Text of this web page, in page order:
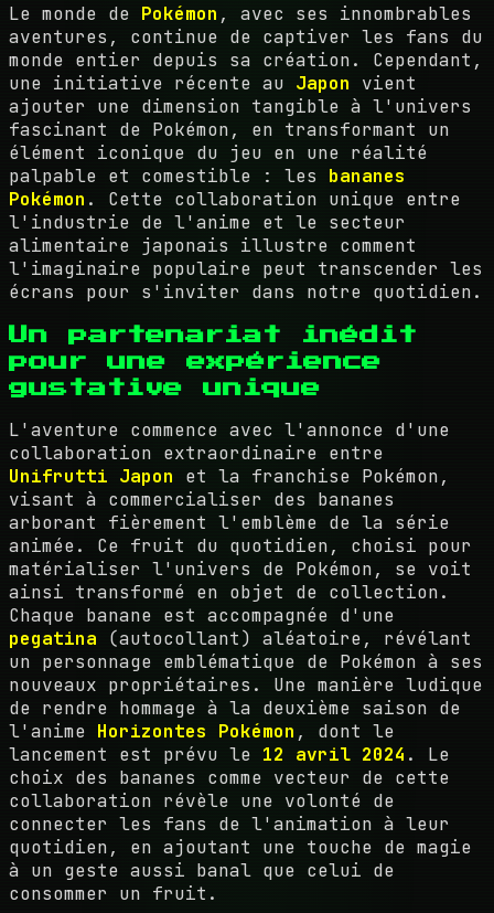
Le monde de Pokémon , avec ses innombrables
aventures, continue de captiver les fans du
monde entier depuis sa création. Cependant,
une initiative récente au Japon vient
ajouter une dimension tangible à l'univers
fascinant de Pokémon, en transformant un
élément iconique du jeu en une réalité
palpable et comestible : les bananes
Pokémon . Cette collaboration unique entre
l'industrie de l'anime et le secteur
alimentaire japonais illustre comment
l'imaginaire populaire peut transcender les
écrans pour s'inviter dans notre quotidien.
Un partenariat inédit
pour une expérience
gustative unique
L'aventure commence avec l'annonce d'une
collaboration extraordinaire entre
Unifrutti Japon et la franchise Pokémon,
visant à commercialiser des bananes
arborant fièrement l'emblème de la série
animée. Ce fruit du quotidien, choisi pour
matérialiser l'univers de Pokémon, se voit
ainsi transformé en objet de collection.
Chaque banane est accompagnée d'une
pegatina (autocollant) aléatoire, révélant
un personnage emblématique de Pokémon à ses
nouveaux propriétaires. Une manière ludique
de rendre hommage à la deuxième saison de
l'anime Horizontes Pokémon , dont le
lancement est prévu le 12 avril 2024 . Le
choix des bananes comme vecteur de cette
collaboration révèle une volonté de
connecter les fans de l'animation à leur
quotidien, en ajoutant une touche de magie
à un geste aussi banal que celui de
consommer un fruit.